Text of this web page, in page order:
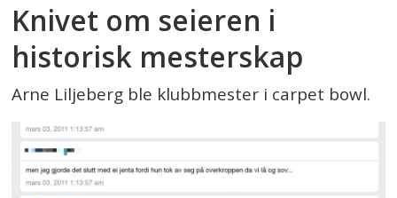
Knivet om seieren i
historisk mesterskap
Arne Liljeberg ble klubbmester i carpet bowl.